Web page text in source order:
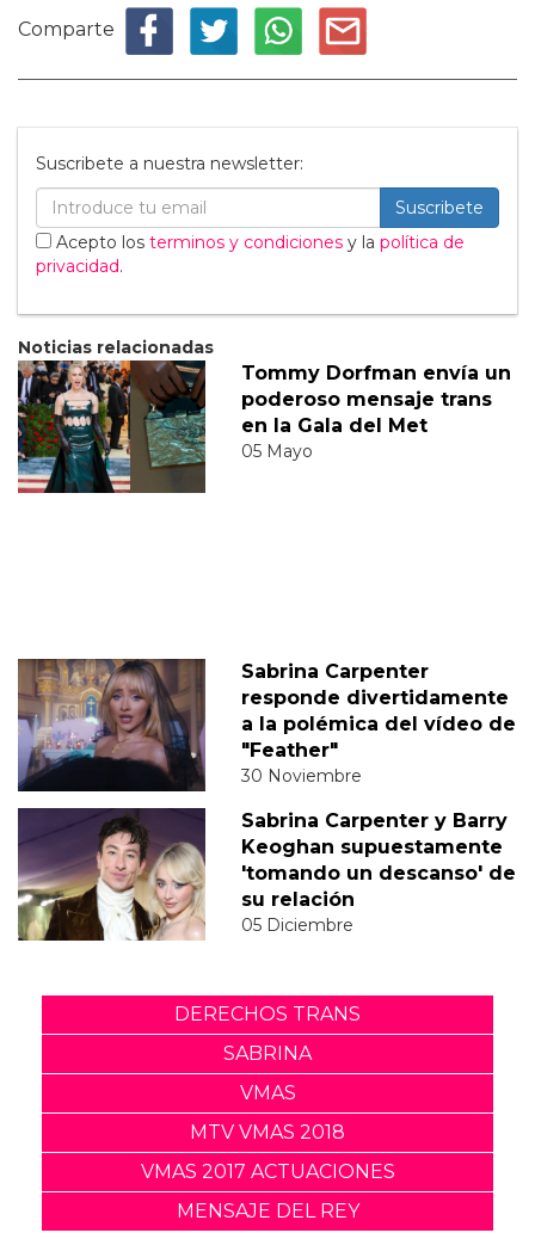
Comparte
Suscribete a nuestra newsletter:
Suscribete
Acepto los terminos y condiciones y la política de
privacidad.
Noticias relacionadas
Tommy Dorfman envía un
poderoso mensaje trans
en la Gala del Met
05 Mayo
Sabrina Carpenter
responde divertidamente
a la polémica del vídeo de
"Feather"
30 Noviembre
Sabrina Carpenter y Barry
Keoghan supuestamente
'tomando un descanso' de
su relación
05 Diciembre
DERECHOS TRANS
SABRINA
VMAS
MTV VMAS 2018
VMAS 2017 ACTUACIONES
MENSAJE DEL REY